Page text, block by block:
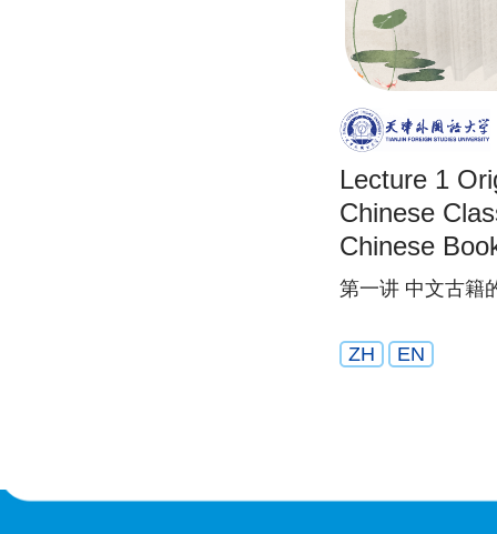
Lecture 1
Chinese
Chinese
第一讲 中文古籍
ZH EN